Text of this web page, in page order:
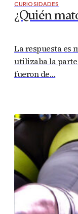
CURIOSIDADES
¿Quién
La respuesta es
utilizaba la parte
fueron de…